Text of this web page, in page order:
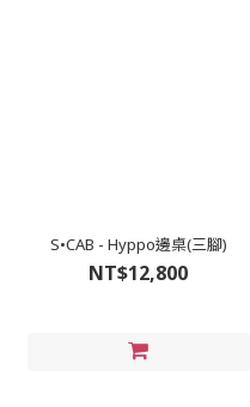
S•CAB - Hyppo邊桌(三腳)
NT$12,800